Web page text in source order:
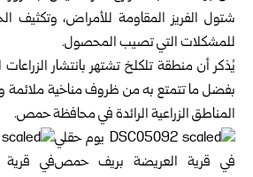
شتول الفريز المقاومة للأمراض، وتكثيف
للمشكلات التي تصيب المحصول.
يُذكر أن منطقة تلكلخ تشتهر بانتشار
بفضل ما تتمتع به من ظروف مناخية ملائمة
المناطق الزراعية الرائدة في محافظة حمص.